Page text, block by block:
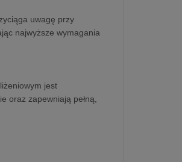
uwagę przy
najwyższe wymagania
jest
oraz zapewniają pełną,